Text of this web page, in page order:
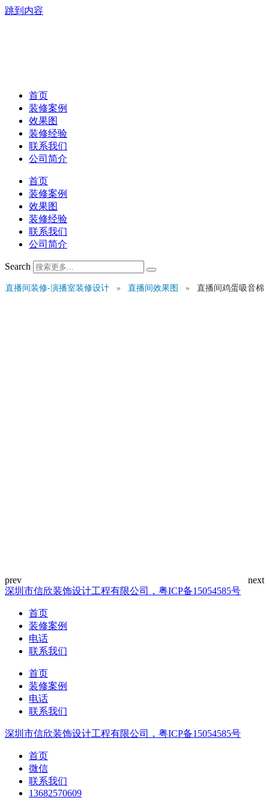
跳到内容
首页
装修案例
效果图
装修经验
联系我们
公司简介
首页
装修案例
效果图
装修经验
联系我们
公司简介
Search
直播间装修-演播室装修设计 » 直播间效果图 » 直播间鸡蛋吸音棉
深圳市信欣装饰设计工程有限公司，粤ICP备15054585号
首页
装修案例
电话
联系我们
首页
装修案例
电话
联系我们
深圳市信欣装饰设计工程有限公司，粤ICP备15054585号
首页
微信
联系我们
13682570609